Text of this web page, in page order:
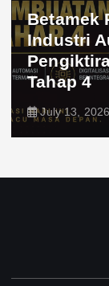
Betamek
Industri
Tahap 4
July 13, 2026